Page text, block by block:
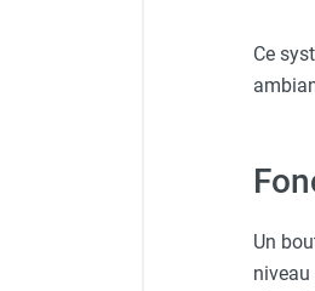
Chaudière fixe à eau
Aérotherme à eau
Aérotherme pompe
(détente directe)
Ce
Un